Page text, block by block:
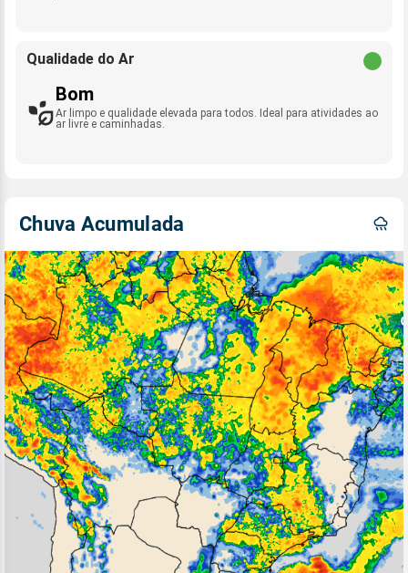
Qualidade do Ar
Bom
Ar limpo e qualidade elevada para todos. Ideal para atividades ao
ar livre e caminhadas.
Chuva Acumulada